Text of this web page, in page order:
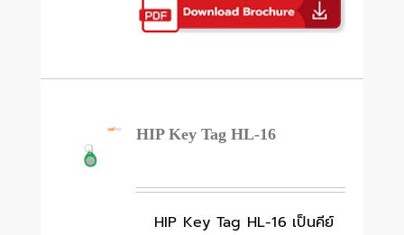
HIP Key Tag HL-16
HIP Key Tag HL-16 เป็นคีย์